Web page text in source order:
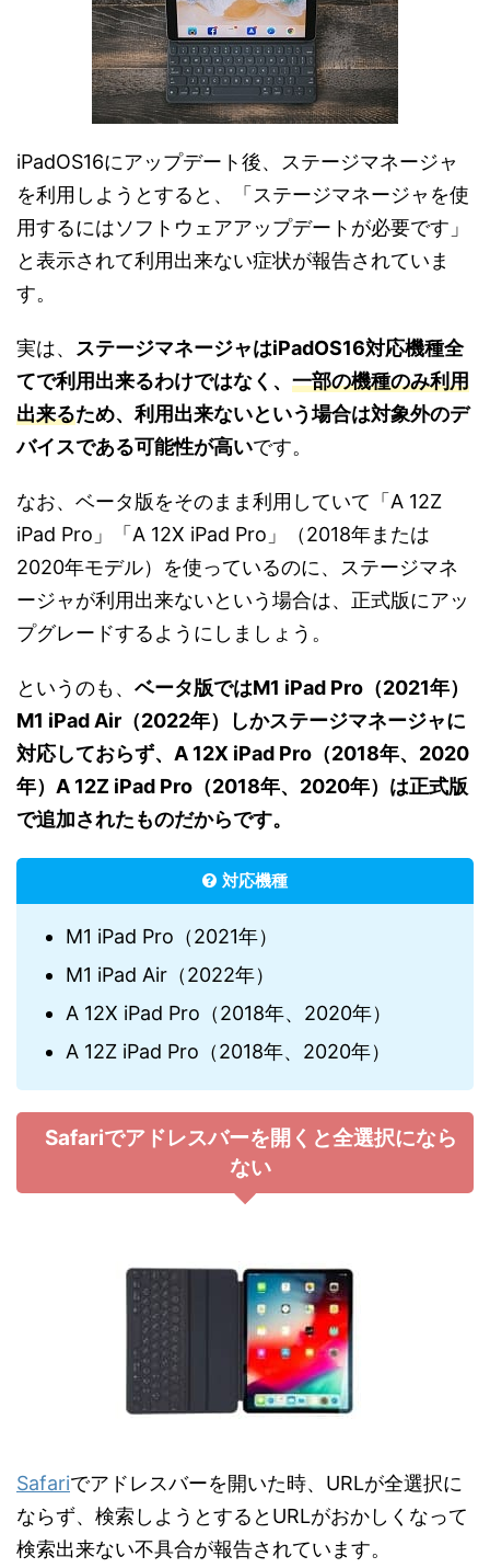
iPadOS16にアップデート後、ステージマネージャ
を利用しようとすると、「ステージマネージャを使
用するにはソフトウェアアップデートが必要です」
と表示されて利用出来ない症状が報告されていま
す。
実は、 ステージマネージャはiPadOS16対応機種全
てで利用出来るわけではなく、 一部の機種のみ利用
出来るため、利用出来ないという場合は対象外のデ
バイスである可能性が高いです。
なお、ベータ版をそのまま利用していて「A 12Z
iPad Pro」「A 12X iPad Pro」（2018年または
2020年モデル）を使っているのに、ステージマネ
ージャが利用出来ないという場合は、正式版にアッ
プグレードするようにしましょう。
というのも、 ベータ版ではM1 iPad Pro（2021年）
M1 iPad Air（2022年）しかステージマネージャに
対応しておらず、A 12X iPad Pro（2018年、2020
年）A 12Z iPad Pro（2018年、2020年）は正式版
で追加されたものだからです。
対応機種
M1 iPad Pro（2021年）
M1 iPad Air（2022年）
A 12X iPad Pro（2018年、2020年）
A 12Z iPad Pro（2018年、2020年）
Safariでアドレスバーを開くと全選択になら
ない
Safariでアドレスバーを開いた時、URLが全選択に
ならず、検索しようとするとURLがおかしくなって
検索出来ない不具合が報告されています。